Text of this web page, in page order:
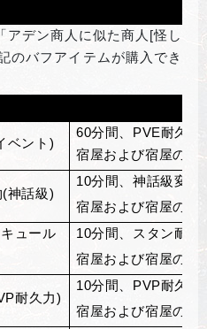
アデン商人に似た商人[怪し
のバフアイテムが購入でき
ベント)
60分間、PVE耐久力
宿屋および宿屋の地
神話級)
10分間、神話級変身
宿屋および宿屋の地
ュール
10分間、スタン耐性
宿屋および宿屋の地
耐久力)
10分間、PVP耐久力
宿屋および宿屋の地